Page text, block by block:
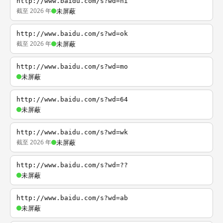
截至 2026 年 未屏蔽
http://www.baidu.com/s?wd=ok
截至 2026 年 未屏蔽
http://www.baidu.com/s?wd=mo
未屏蔽
http://www.baidu.com/s?wd=64
未屏蔽
http://www.baidu.com/s?wd=wk
截至 2026 年 未屏蔽
http://www.baidu.com/s?wd=??
未屏蔽
http://www.baidu.com/s?wd=ab
未屏蔽